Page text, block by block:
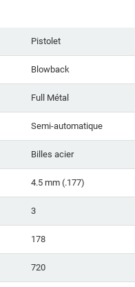
Pistolet
Blowback
Full Métal
Semi-automatique
Billes acier
4.5 mm (.177)
3
178
720